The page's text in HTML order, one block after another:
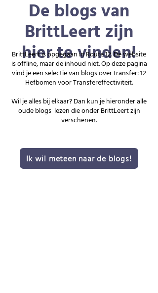
De blogs van
BrittLeert zijn
hier te vinden!
BrittLeert is opgegaan in Route 12. De website
is offline, maar de inhoud niet.Op deze pagina
vind je een selectie van blogs over transfer: 12
Hefbomen voor Transfereffectiviteit.
Wil je alles bij elkaar? Dan kun je hieronder alle
oude blogs lezen die onder BrittLeert zijn
verschenen.
Ik wil meteen naar de blogs!